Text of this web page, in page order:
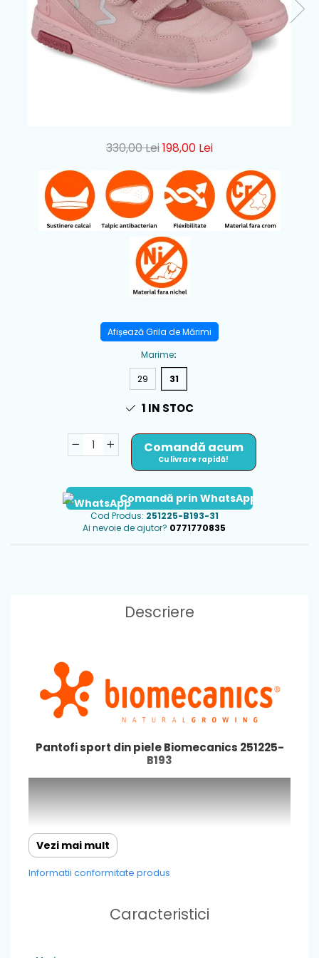
330,00 Lei198,00 Lei
Afișează Grila de Mărimi
Marime:
29
31
1 IN STOC
Comandă acum
Cu livrare rapidă!
Comandă prin WhatsApp
Cod Produs: 251225-B193-31
Ai nevoie de ajutor? 0771770835
Descriere
Pantofi sport din piele Biomecanics 251225-
B193
Vezi mai mult
Informatii conformitate produs
Caracteristici